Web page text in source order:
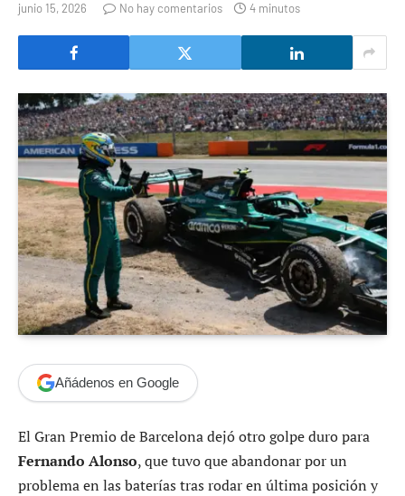
junio 15, 2026 No hay comentarios 4 minutos
Añádenos en Google
El Gran Premio de Barcelona dejó otro golpe duro para
Fernando Alonso, que tuvo que abandonar por un
problema en las baterías tras rodar en última posición y